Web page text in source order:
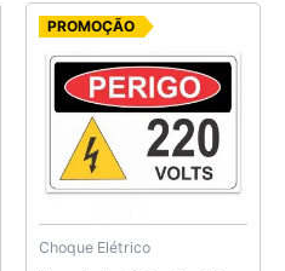
PROMOÇÃO
Choque Elétrico
O
preço
original
era:
R$ 6,25.
atual
é:
R$ 5,00.